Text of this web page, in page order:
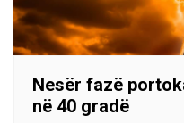
Nesër fazë
në 40 gradë